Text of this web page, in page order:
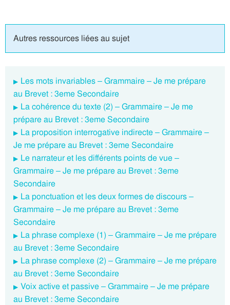
Autres ressources liées au sujet
Les mots invariables – Grammaire – Je me prépare
au Brevet : 3eme Secondaire
La cohérence du texte (2) – Grammaire – Je me
prépare au Brevet : 3eme Secondaire
La proposition interrogative indirecte – Grammaire –
Je me prépare au Brevet : 3eme Secondaire
Le narrateur et les différents points de vue –
Grammaire – Je me prépare au Brevet : 3eme
Secondaire
La ponctuation et les deux formes de discours –
Grammaire – Je me prépare au Brevet : 3eme
Secondaire
La phrase complexe (1) – Grammaire – Je me prépare
au Brevet : 3eme Secondaire
La phrase complexe (2) – Grammaire – Je me prépare
au Brevet : 3eme Secondaire
Voix active et passive – Grammaire – Je me prépare
au Brevet : 3eme Secondaire